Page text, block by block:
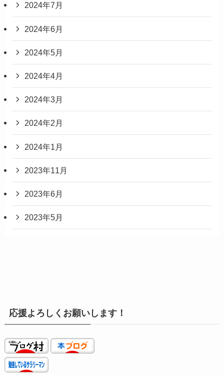
2024年7月
2024年6月
2024年5月
2024年4月
2024年3月
2024年2月
2024年1月
2023年11月
2023年6月
2023年5月
応援よろしくお願いします！